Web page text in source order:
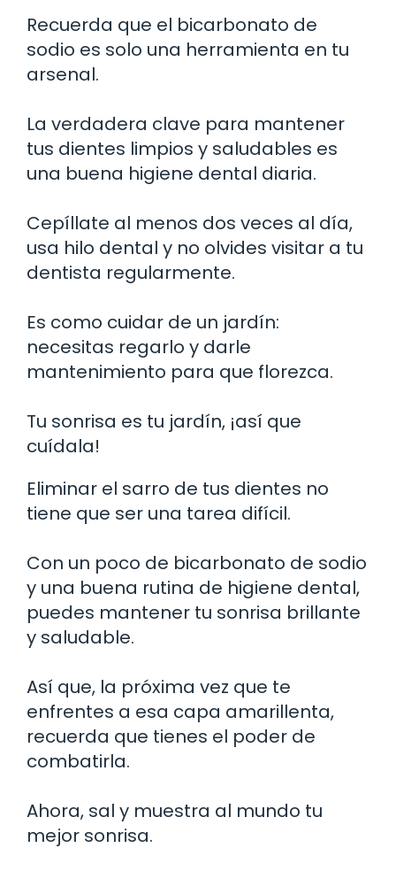
Recuerda que el bicarbonato de
sodio es solo una herramienta en tu
arsenal.
La verdadera clave para mantener
tus dientes limpios y saludables es
una buena higiene dental diaria.
Cepíllate al menos dos veces al día,
usa hilo dental y no olvides visitar a tu
dentista regularmente.
Es como cuidar de un jardín:
necesitas regarlo y darle
mantenimiento para que florezca.
Tu sonrisa es tu jardín, ¡así que
cuídala!
Eliminar el sarro de tus dientes no
tiene que ser una tarea difícil.
Con un poco de bicarbonato de sodio
y una buena rutina de higiene dental,
puedes mantener tu sonrisa brillante
y saludable.
Así que, la próxima vez que te
enfrentes a esa capa amarillenta,
recuerda que tienes el poder de
combatirla.
Ahora, sal y muestra al mundo tu
mejor sonrisa.